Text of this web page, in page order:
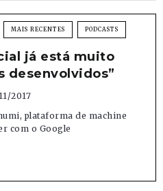
MAIS RECENTES PODCASTS
já está muito
desenvolvidos”
2017
plataforma de machine
com o Google